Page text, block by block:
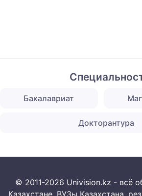
Бакалавриат
Докторантура
© 2011-2026 Univision.kz - всё
Казахстане. ВУЗы Казахстана,